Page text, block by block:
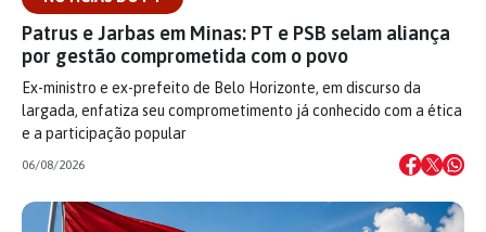
Patrus e Jarbas em Minas: PT e PSB selam aliança
por gestão comprometida com o povo
Ex-ministro e ex-prefeito de Belo Horizonte, em discurso da
largada, enfatiza seu comprometimento já conhecido com a ética
e a participação popular
06/08/2026